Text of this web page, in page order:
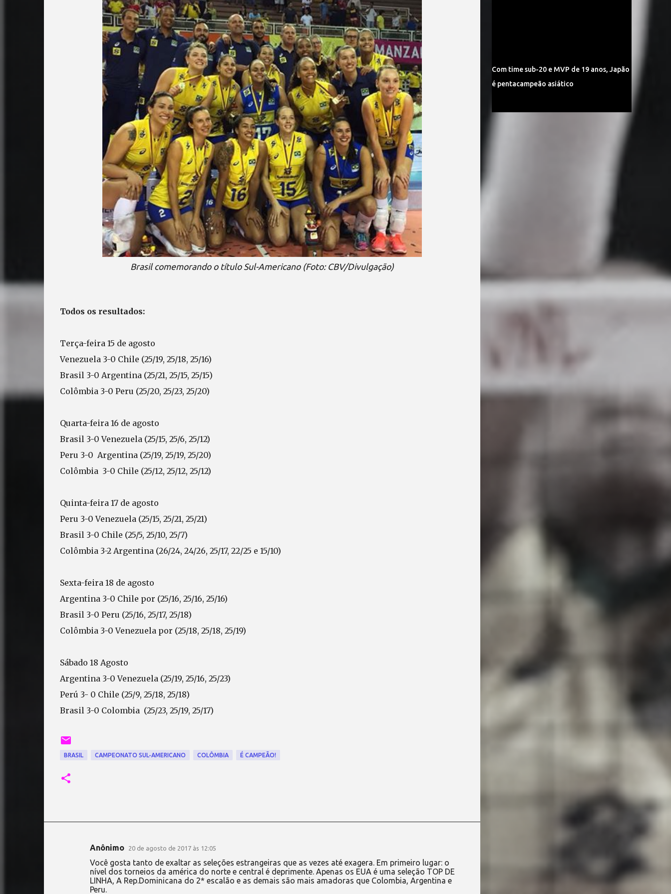
Brasil comemorando o título Sul-Americano (Foto: CBV/Divulgação)
Todos os resultados:
Terça-feira 15 de agosto
Venezuela 3-0 Chile (25/19, 25/18, 25/16)
Brasil 3-0 Argentina (25/21, 25/15, 25/15)
Colômbia 3-0 Peru (25/20, 25/23, 25/20)
Quarta-feira 16 de agosto
Brasil 3-0 Venezuela (25/15, 25/6, 25/12)
Peru 3-0 Argentina (25/19, 25/19, 25/20)
Colômbia 3-0 Chile (25/12, 25/12, 25/12)
Quinta-feira 17 de agosto
Peru 3-0 Venezuela (25/15, 25/21, 25/21)
Brasil 3-0 Chile (25/5, 25/10, 25/7)
Colômbia 3-2 Argentina (26/24, 24/26, 25/17, 22/25 e 15/10)
Sexta-feira 18 de agosto
Argentina 3-0 Chile por (25/16, 25/16, 25/16)
Brasil 3-0 Peru (25/16, 25/17, 25/18)
Colômbia 3-0 Venezuela por (25/18, 25/18, 25/19)
Sábado 18 Agosto
Argentina 3-0 Venezuela (25/19, 25/16, 25/23)
Perú 3- 0 Chile (25/9, 25/18, 25/18)
Brasil 3-0 Colombia (25/23, 25/19, 25/17)
BRASIL CAMPEONATO SUL-AMERICANO COLÔMBIA É CAMPEÃO!
Anônimo 20 de agosto de 2017 às 12:05
Você gosta tanto de exaltar as seleções estrangeiras que as vezes até exagera. Em primeiro lugar: o
nível dos torneios da américa do norte e central é deprimente. Apenas os EUA é uma seleção TOP DE
LINHA, A Rep.Dominicana do 2* escalão e as demais são mais amadoras que Colombia, Argentina e
Peru.
Com time sub-20 e MVP de 19 anos, Japão
é pentacampeão asiático